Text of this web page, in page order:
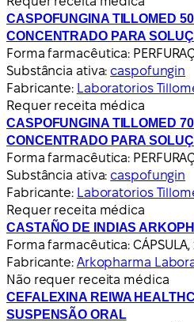
CASPOFUNGINA TILLOMED
CONCENTRADO PARA
Forma farmacêutica:
Substância ativa: caspofungin
Fabricante: Laboratorios
Requer receita médica
CASPOFUNGINA TILLOMED
CONCENTRADO PARA
Forma farmacêutica:
Substância ativa: caspofungin
Fabricante: Laboratorios
Requer receita médica
CASTAÑO DE INDIAS
Forma farmacêutica:
Fabricante: Arkopharma
Não requer receita médica
CEFALEXINA REIWA
SUSPENSÃO ORAL